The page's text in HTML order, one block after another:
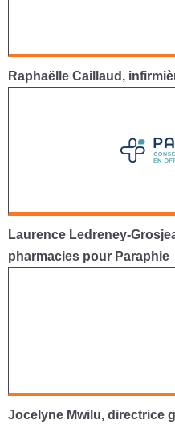
Raphaëlle Caillaud,
Laurence Ledreney-
pharmacies pour Paraphie
Jocelyne Mwilu, directrice